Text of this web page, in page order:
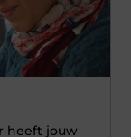
heeft jouw